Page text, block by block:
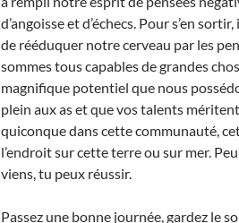
d’angoisse et d’échecs. Pour s’en
de rééduquer notre cerveau par les
sommes tous capables de grandes
magnifique potentiel que nous
plein aux as et que vos talents
quiconque dans cette communauté,
l’endroit sur cette terre ou sur mer.
viens, tu peux réussir.
Passez une bonne journée, gardez le